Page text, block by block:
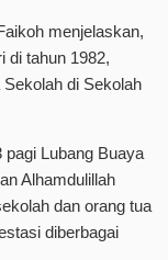
menjelaskan,
di tahun 1982,
di Sekolah
pagi Lubang Buaya
Alhamdulillah
dan orang tua
diberbagai